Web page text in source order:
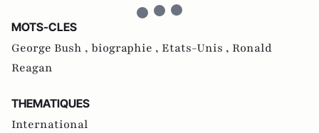
MOTS-CLES
George Bush , biographie , Etats-Unis , Ronald
Reagan
THEMATIQUES
International